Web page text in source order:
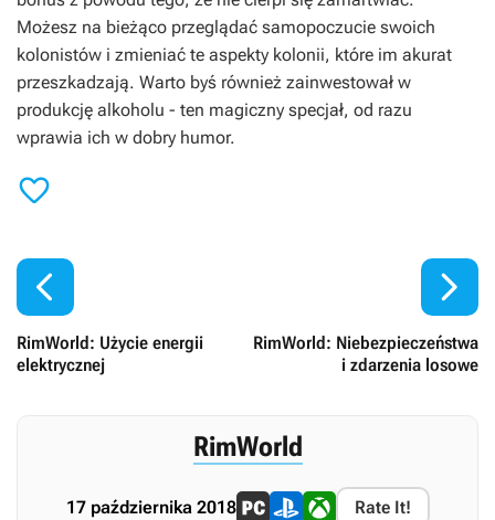
Możesz na bieżąco przeglądać samopoczucie swoich
kolonistów i zmieniać te aspekty kolonii, które im akurat
przeszkadzają. Warto byś również zainwestował w
produkcję alkoholu - ten magiczny specjał, od razu
wprawia ich w dobry humor.


RimWorld: Użycie energii
elektrycznej
RimWorld: Niebezpieczeństwa
i zdarzenia losowe

RimWorld
17 października 2018 Rate It!